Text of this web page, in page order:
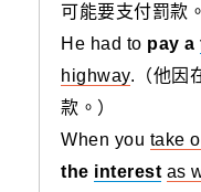
可能要支付罰款
He had to pay a
highway.（他因
款。）
When you take
the interest as